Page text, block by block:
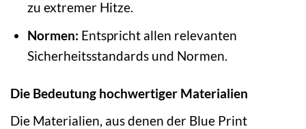
zu extremer Hitze.
Normen: Entspricht allen relevanten
Sicherheitsstandards und Normen.
Die Bedeutung hochwertiger Materialien
Die Materialien, aus denen der Blue Print